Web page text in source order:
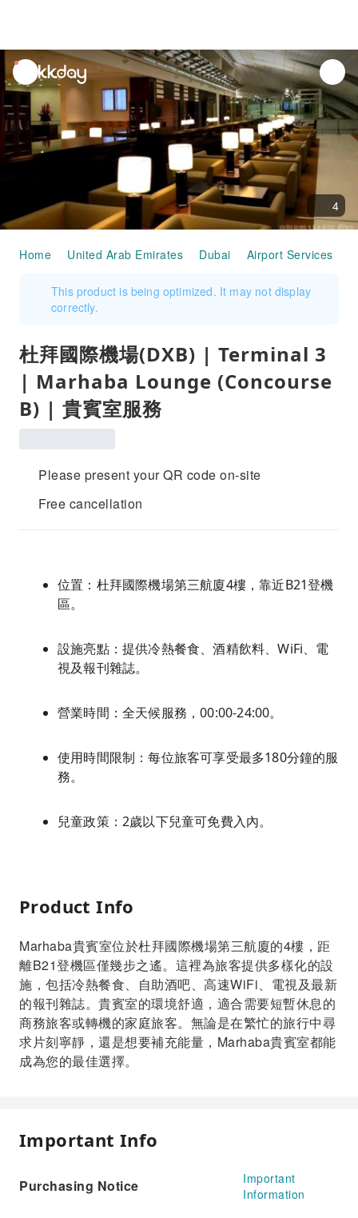
unread
notifications
4
Home United Arab Emirates Dubai Airport Services
This product is being optimized. It may not display
correctly.
杜拜國際機場(DXB) | Terminal 3
| Marhaba Lounge (Concourse
B) | 貴賓室服務
Please present your QR code on-site
Free cancellation
位置：杜拜國際機場第三航廈4樓，靠近B21登機
區。
設施亮點：提供冷熱餐食、酒精飲料、WiFi、電
視及報刊雜誌。
營業時間：全天候服務，00:00-24:00。
使用時間限制：每位旅客可享受最多180分鐘的服
務。
兒童政策：2歲以下兒童可免費入內。
Product Info
Marhaba貴賓室位於杜拜國際機場第三航廈的4樓，距
離B21登機區僅幾步之遙。這裡為旅客提供多樣化的設
施，包括冷熱餐食、自助酒吧、高速WiFi、電視及最新
的報刊雜誌。貴賓室的環境舒適，適合需要短暫休息的
商務旅客或轉機的家庭旅客。無論是在繁忙的旅行中尋
求片刻寧靜，還是想要補充能量，Marhaba貴賓室都能
成為您的最佳選擇。
Important Info
Purchasing Notice
Important
Information